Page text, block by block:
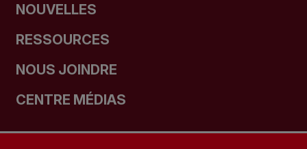
NOUVELLES
RESSOURCES
NOUS JOINDRE
CENTRE MÉDIAS